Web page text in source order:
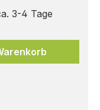
3-4 Tage